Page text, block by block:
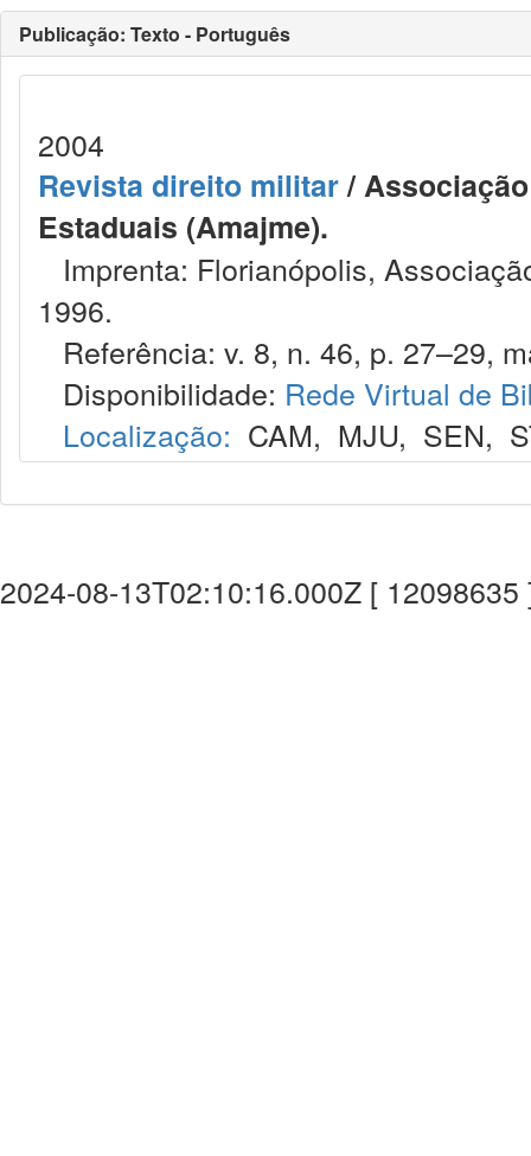
Publicação: Texto - Português
2004
Revista direito militar/
Estaduais (Amajme).
Imprenta: Florianópolis,
1996.
Referência: v. 8, n. 46, p. 27–29,
Disponibilidade: Rede Virtual de
Localização: CAM, MJU, SEN,
2024-08-13T02:10:16.000Z [ 12098635